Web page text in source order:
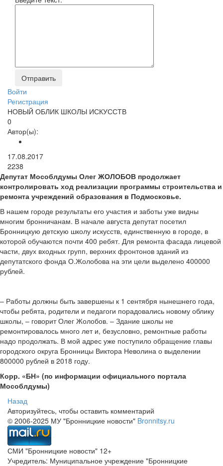
Войти
Регистрация
НОВЫЙ ОБЛИК ШКОЛЫ ИСКУССТВ
0
Автор(ы):
17.08.2017
2238
Депутат Мособлдумы Олег ЖОЛОБОВ продолжает
контролировать ход реализации программы строительства и
ремонта учреждений образования в Подмосковье.
В нашем городе результаты его участия и заботы уже видны
многим бронничанам. В начале августа депутат посетил
Бронницкую детскую школу искусств, единственную в городе, в
которой обучаются почти 400 ребят. Для ремонта фасада лицевой
части, двух входных групп, верхних фронтонов зданий из
депутатского фонда О.Жолобова на эти цели выделено 400000
рублей.
– Работы должны быть завершены к 1 сентября нынешнего года,
чтобы ребята, родители и педагоги порадовались новому облику
школы, – говорит Олег Жолобов. – Здание школы не
ремонтировалось много лет и, безусловно, ремонтные работы
надо продолжать. В мой адрес уже поступило обращение главы
городского округа Бронницы Виктора Неволина о выделении
800000 рублей в 2018 году.
Корр. «БН» (по информации официального портала
Мособлдумы)
Назад
Авторизуйтесь, чтобы оставить комментарий
© 2006-2025 МУ "Бронницкие новости" Bronnitsy.ru
СМИ "Бронницкие новости" 12+
Учредитель: Муниципальное учреждение "Бронницкие